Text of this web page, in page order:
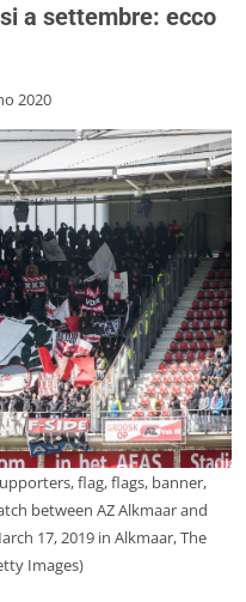
a settembre: ecco
2020
flag, flags, banner,
between AZ Alkmaar and
17, 2019 in Alkmaar, The
Images)